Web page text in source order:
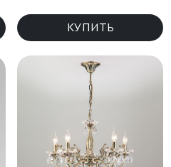
КУПИТЬ